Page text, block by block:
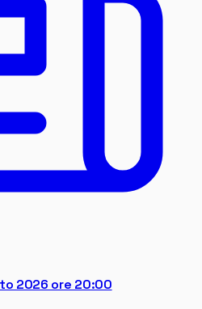
2026 ore 20:00